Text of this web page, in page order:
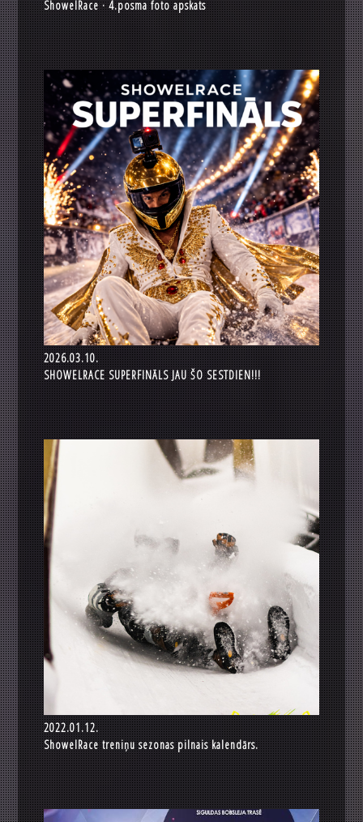
ShowelRace · 4.posma foto apskats
2026.03.10.
SHOWELRACE SUPERFINĀLS JAU ŠO SESTDIEN!!!
2022.01.12.
ShowelRace treniņu sezonas pilnais kalendārs.